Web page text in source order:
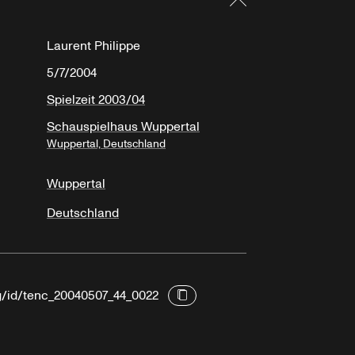
Laurent Philippe
5/7/2004
Spielzeit 2003/04
Schauspielhaus Wuppertal
Wuppertal, Deutschland
Wuppertal
Deutschland
tenc_20040507_44_0022